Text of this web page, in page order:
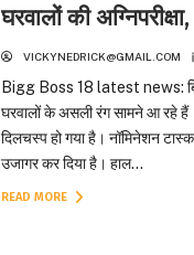
घरवालों की
VICKYNEDRICK@GMAIL.COM
Bigg Boss 18 latest news:
घरवालों के असली रंग सामने आ रहे
दिलचस्प हो गया है। नॉमिनेशन
उजागर कर दिया है। हाल...
READ MORE